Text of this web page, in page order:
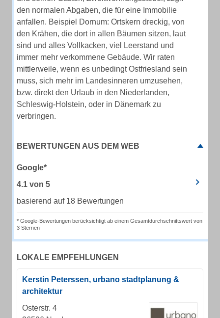
den normalen Abgaben, die für eine Immobilie
anfallen. Beispiel Dornum: Ortskern dreckig, von
den Krähen, die dort in allen Bäumen sitzen, laut
sind und alles Vollkacken, viel Leerstand und
immer mehr verkommene Gebäude. Wir raten
mittlerweile, wenn es unbedingt Ostfriesland sein
muss, sich mehr im Landesinneren umzusehen,
bzw. direkt den Urlaub in den Niederlanden,
Schleswig-Holstein, oder in Dänemark zu
verbringen.
BEWERTUNGEN AUS DEM WEB
Google*
4.1 von 5
basierend auf 18 Bewertungen
* Google-Bewertungen berücksichtigt ab einem Gesamtdurchschnittswert von
3 Sternen
LOKALE EMPFEHLUNGEN
Kerstin Peterssen, urbano stadtplanung &
architektur
Osterstr. 4